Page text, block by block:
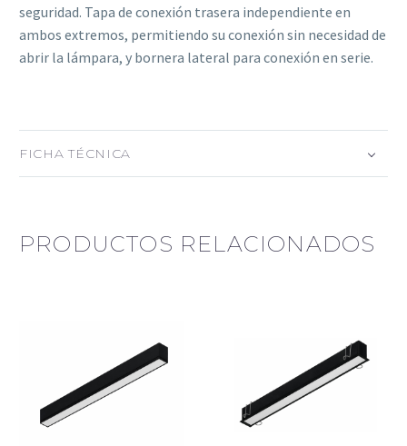
seguridad. Tapa de conexión trasera independiente en
ambos extremos, permitiendo su conexión sin necesidad de
abrir la lámpara, y bornera lateral para conexión en serie.
FICHA TÉCNICA
PRODUCTOS RELACIONADOS